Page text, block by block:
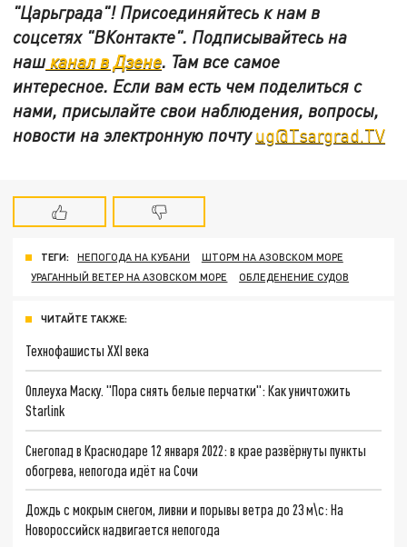
"Царьграда"! Присоединяйтесь к нам в
соцсетях "ВКонтакте". Подписывайтесь на
нашканал в Дзене. Там все самое
интересное. Если вам есть чем поделиться с
нами, присылайте свои наблюдения, вопросы,
новости на электронную почтуug@Tsargrad.TV
ТЕГИ: НЕПОГОДА НА КУБАНИ
ШТОРМ НА АЗОВСКОМ МОРЕ
УРАГАННЫЙ ВЕТЕР НА АЗОВСКОМ МОРЕ
ОБЛЕДЕНЕНИЕ СУДОВ
ЧИТАЙТЕ ТАКЖЕ:
Технофашисты XXI века
Оплеуха Маску. "Пора снять белые перчатки": Как уничтожить
Starlink
Снегопад в Краснодаре 12 января 2022: в крае развёрнуты пункты
обогрева, непогода идёт на Сочи
Дождь с мокрым снегом, ливни и порывы ветра до 23 м\с: На
Новороссийск надвигается непогода